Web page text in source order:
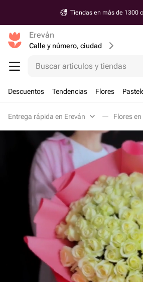
Tiendas en más de 1300
Ereván
Calle y número, ciudad
Buscar artículos y tiendas
Descuentos Tendencias Flores
Entrega rápida en Ereván Flores en